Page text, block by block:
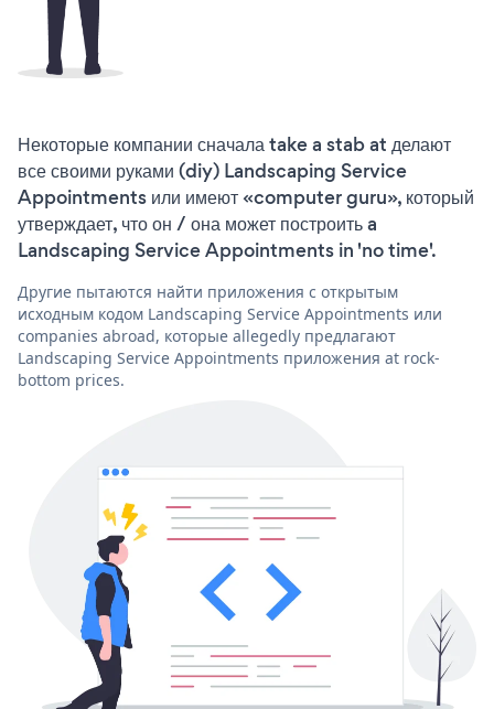
Некоторые компании сначала take a stab at делают
все своими руками (diy) Landscaping Service
Appointments или имеют «computer guru», который
утверждает, что он / она может построить a
Landscaping Service Appointments in 'no time'.
Другие пытаются найти приложения с открытым
исходным кодом Landscaping Service Appointments или
companies abroad, которые allegedly предлагают
Landscaping Service Appointments приложения at rock-
bottom prices.